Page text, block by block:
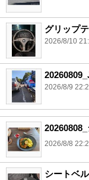
グリップ
2026/8/10
2026/8/9
2026/8/8
シートベ